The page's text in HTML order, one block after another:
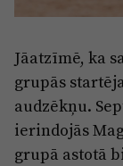
Jāatzīmē, ka
grupās
audzēkņu.
ierindojās
grupā astotā